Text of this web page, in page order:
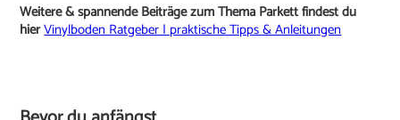
Weitere & spannende Beiträge zum Thema Parkett findest du
hierVinylboden Ratgeber | praktische Tipps & Anleitungen